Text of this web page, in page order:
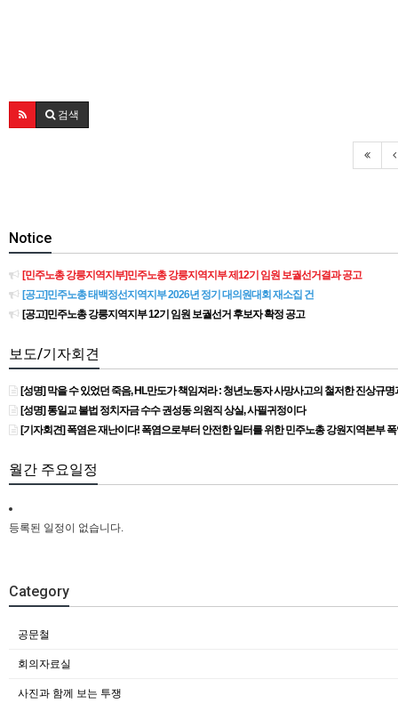
검색
Notice
[민주노총 강릉지역지부]민주노총 강릉지역지부 제12기 임원 보궐선거결과 공고
[공고]민주노총 태백정선지역지부 2026년 정기 대의원대회 재소집 건
[공고]민주노총 강릉지역지부 12기 임원 보궐선거 후보자 확정 공고
보도/기자회견
[성명] 막을 수 있었던 죽음, HL만도가 책임져라 : 청년노동자 사망사고의 철저한 진상규
[성명] 통일교 불법 정치자금 수수 권성동 의원직 상실, 사필귀정이다
[기자회견] 폭염은 재난이다! 폭염으로부터 안전한 일터를 위한 민주노총 강원지역본부
월간 주요일정
등록된 일정이 없습니다.
Category
공문철
회의자료실
사진과 함께 보는 투쟁